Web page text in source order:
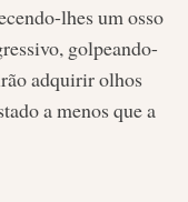
lhes um osso
golpeando-
adquirir olhos
a menos que a